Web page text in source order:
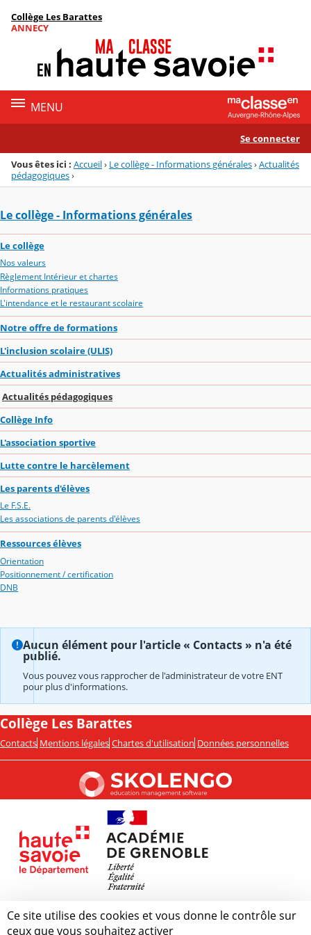
Menu de la rubrique
Contenu
Collège Les Barattes
ANNECY
MENU
Se connecter
Vous êtes ici : Accueil› Le collège - Informations générales›Actualités
pédagogiques›
Le collège - Informations générales
Le collège
Nos valeurs
Règlement Intérieur et chartes
Informations pratiques
L'intendance et le restaurant scolaire
Notre offre de formations
L'inclusion scolaire (ULIS)
Actualités administratives
Actualités pédagogiques
Collège Info
L'association sportive
Lutte contre le harcèlement
Les parents d'élèves
Le F.S.E.
Les associations de parents d'élèves
Ressources élèves
Orientation
Positionnement / certification
DNB
Aucun élément pour l'article « Contacts » n'a été
publié.
Vous pouvez vous rapprocher de l'administrateur de votre ENT
pour plus d'informations.
Collège Les Barattes
Contacts Mentions légales Chartes d'utilisation Données personnelles
Ce site utilise des cookies et vous donne le contrôle sur
ceux que vous souhaitez activer